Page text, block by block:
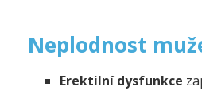
Neplodnost
Erektilní dysfunkce